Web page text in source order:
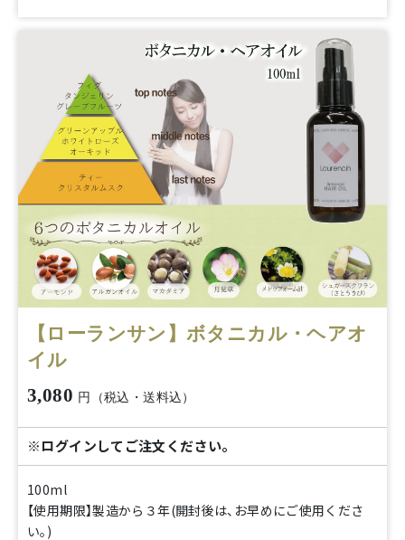
【ローランサン】ボタニカル・ヘアオ
イル
3,080 円（税込・送料込）
※ログインしてご注文ください。
100ml
【使用期限】製造から３年(開封後は、お早めにご使用くださ
い。)